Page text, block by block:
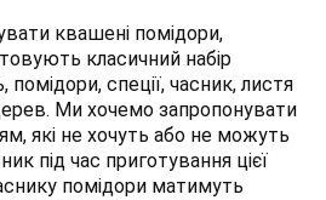
квашені помідори,
класичний набір
помідори, спеції, часник, листя
Ми хочемо запропонувати
які не хочуть або не можуть
під час приготування цієї
помідори матимуть